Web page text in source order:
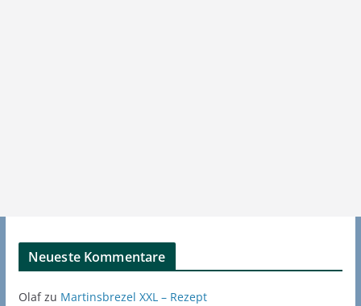
Neueste Kommentare
Olafzu Martinsbrezel XXL – Rezept